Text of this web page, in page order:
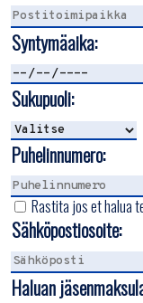
Syntymäaika:
Sukupuoli:
Puhelinnumero:
Rastita jos et halua
Sähköpostiosoite:
Haluan